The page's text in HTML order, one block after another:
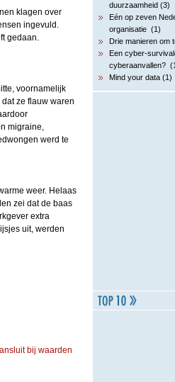
klagen over
ingevuld.
gedaan.
voornamelijk
ze flauw waren
migraine,
werd te
weer. Helaas
zei dat de baas
extra
uit, werden
bij waarden
duurzaamheid (3)
Eén op zeven
organisatie (1)
Drie manieren om
Een cyber-
cyberaanvallen?
Mind your data (1)